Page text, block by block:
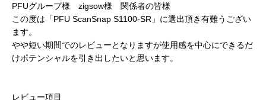
PFUグループ様 zigsow様 関係者の皆様
この度は「PFU ScanSnap S1100-SR」に選出頂き有難うござい
ます。
やや短い期間でのレビューとなりますが使用感を中心にできるだ
けポテンシャルを引き出したいと思います。
レビュー項目